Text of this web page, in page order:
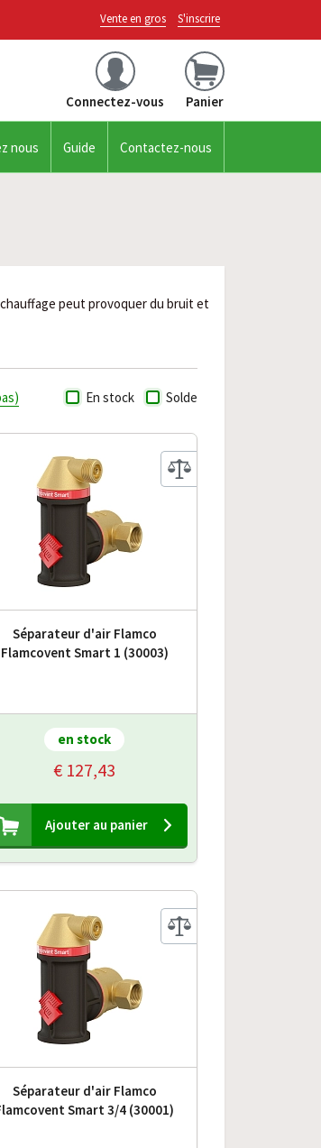
Vente en gros S'inscrire
Connectez-vous Panier
nous Guide Contactez-nous
peut provoquer du bruit et
En stock Solde
Séparateur d'air Flamco
Flamcovent Smart 1 (30003)
en stock
€ 127,43
Ajouter au panier
Séparateur d'air Flamco
Smart 3/4 (30001)